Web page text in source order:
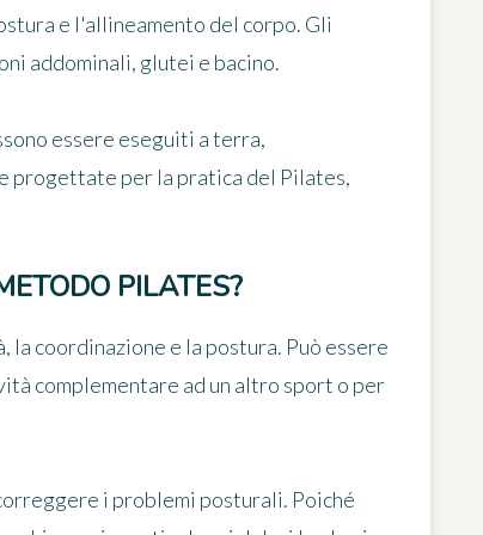
e l'allineamento del corpo. Gli
addominali, glutei e bacino.
essere eseguiti a terra,
progettate per la pratica del Pilates,
PILATES?
coordinazione e la postura. Può essere
complementare ad un altro sport o per
i problemi posturali. Poiché